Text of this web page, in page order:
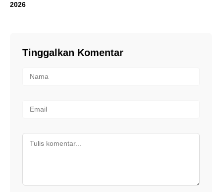
2026
Tinggalkan Komentar